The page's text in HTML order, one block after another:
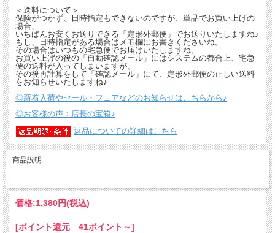
＜送料について＞
保険がつかず、日時指定もできないのですが、単品でお買い上げの
場合、
いちばんお安くお送りできる「定形外郵便」でお送りいたしますね♪
もし、日時指定がある場合はメモ欄にお書きくださいね。
その場合はいつもの宅急便でお届けいたしますね。
お買い上げの後の「自動確認メール」にはシステムの都合上、宅急
便の送料が入ってしまいますが、
その後再計算をして「確認メール」にて、定形外郵便の正しい送料
をお知らせいたしますね♪
◎新着入荷やセール・フェアなどのお知らせはこちらから♪
◎お客様の声：店長の宝箱♪
返品についての詳細はこちら
商品説明
価格:1,380円(税込)
[ポイント還元 41ポイント～]